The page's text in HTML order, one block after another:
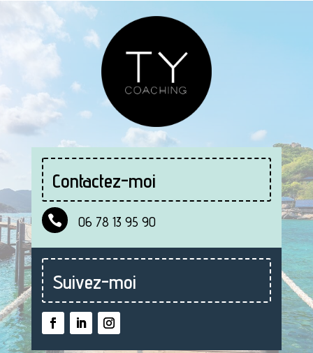
Contactez-moi
 06 78 13 95 90
Suivez-moi